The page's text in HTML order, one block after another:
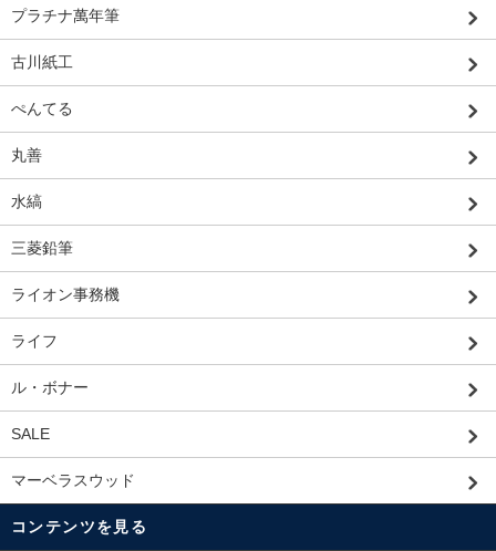
プラチナ萬年筆
古川紙工
ぺんてる
丸善
水縞
三菱鉛筆
ライオン事務機
ライフ
ル・ボナー
SALE
マーベラスウッド
コンテンツを見る